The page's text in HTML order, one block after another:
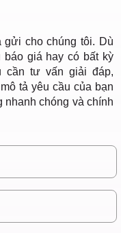
gửi cho chúng tôi. Dù
báo giá hay có bất kỳ
cần tư vấn giải đáp,
tả yêu cầu của bạn
nhanh chóng và chính